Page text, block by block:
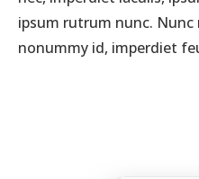
ipsum rutrum nunc.
nonummy id, imperdiet